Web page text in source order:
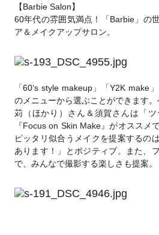
【Barbie Salon】
60年代の雰囲気満点！「Barbie」の
ア＆メイクアップサロン。
「60‘s style makeup」「Y2K make
のメニューから選ぶことができます
苅（ほかり）さん＆須賀さんは「
『Focus on Skin Make』がオススメ
ピッタリ似合うメイクを提案するの
あります！」とポジティブ。また、
で、みんなで撮影する楽しさも提案。